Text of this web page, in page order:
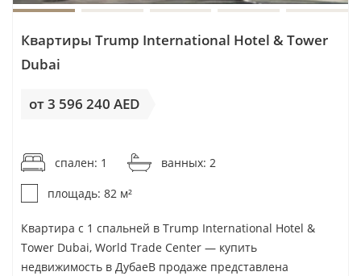
Квартиры Trump International Hotel & Tower
Dubai
от 3 596 240 AED
спален: 1
ванных: 2
площадь: 82 м²
Квартира с 1 спальней в Trump International Hotel &
Tower Dubai, World Trade Center — купить
недвижимость в ДубаеВ продаже представлена